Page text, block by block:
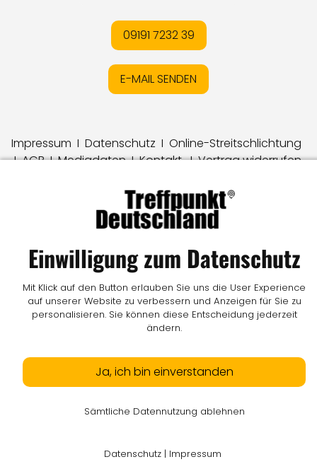
09191 7232 39
E-MAIL SENDEN
Impressum I Datenschutz I Online-Streitschlichtung
IAGBIMediadatenIKontaktIVertrag widerrufen
© LW Medien GmbH
Einwilligung zum Datenschutz
Mit Klick auf den Button erlauben Sie uns die User Experience
auf unserer Website zu verbessern und Anzeigen für Sie zu
personalisieren. Sie können diese Entscheidung jederzeit
ändern.
Ja, ich bin einverstanden
Sämtliche Datennutzung ablehnen
Datenschutz | Impressum